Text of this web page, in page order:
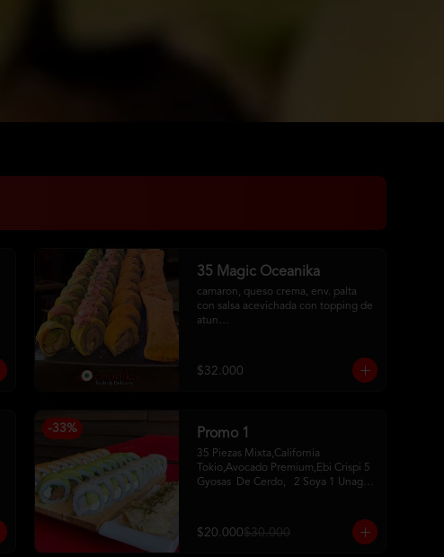
35 Magic Oceanika
camaron, queso crema, env. palta
con salsa acevichada con topping de
atun
salsa acevichada
pollo, queso crema, cebollin, env.
$32.000
-33% Promo 1
35 Piezas Mixta,California
Tokio,Avocado Premium,Ebi Crispi 5
Gyosas  De Cerdo,   2 Soya 1 Unagui
$20.000$30.000